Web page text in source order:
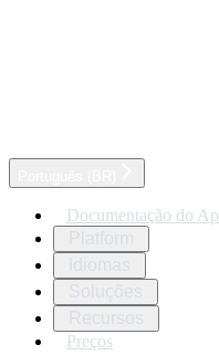
Documentação do
Preços